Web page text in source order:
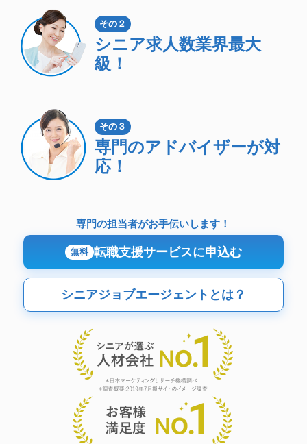
その２
シニア求人数業界最大
級！
その３
専門のアドバイザーが対
応！
専門の担当者がお手伝いします！
無料 転職支援サービスに申込む
シニアジョブエージェントとは？